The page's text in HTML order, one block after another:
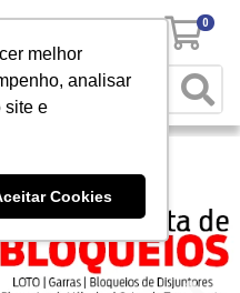
melhor
analisar
site e
Cookies
0